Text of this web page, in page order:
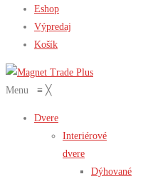
Eshop
Výpredaj
Košík
Menu ≡ ╳
Dvere
Interiérové
dvere
Dýhované